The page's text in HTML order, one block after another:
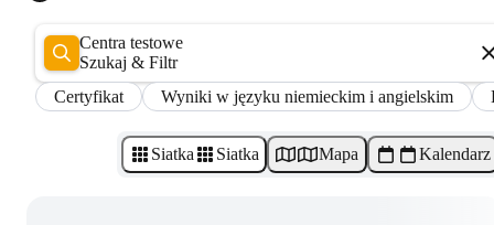
Centra testowe
Szukaj & Filtr
Certyfikat
Wyniki w języku niemieckim i angielskim
Siatka Siatka Mapa Kalendarz